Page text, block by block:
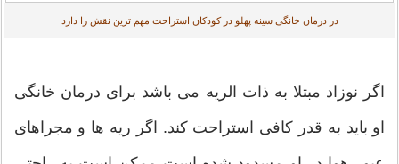
در درمان خانگی سینه پهلو در کودکان استراحت مهم ترین نقش را دارد
اگر نوزاد مبتلا به ذات الریه می باشد برای درمان خانگی
او باید به قدر کافی استراحت کند. اگر ریه ها و مجراهای